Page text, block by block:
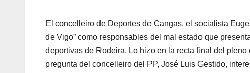
El concelleiro de Deportes de Cangas, el socialista
de Vigo” como responsables del mal estado que
deportivas de Rodeira. Lo hizo en la recta final del
pregunta del concelleiro del PP, José Luis Gestido,